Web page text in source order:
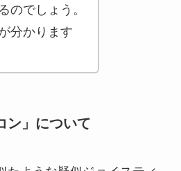
のでしょう。
分かります
ン」について